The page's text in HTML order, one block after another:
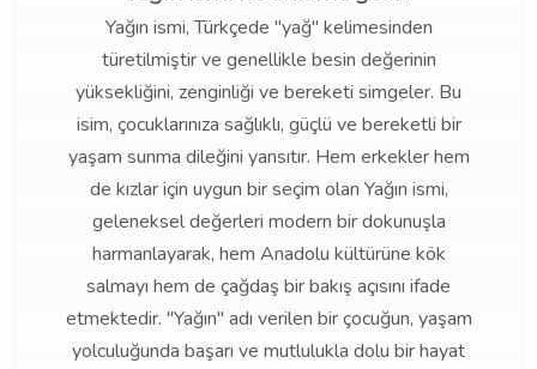
Yağın ismi, Türkçede "yağ" kelimesinden
türetilmiştir ve genellikle besin değerinin
yüksekliğini, zenginliği ve bereketi simgeler. Bu
isim, çocuklarınıza sağlıklı, güçlü ve bereketli bir
yaşam sunma dileğini yansıtır. Hem erkekler hem
de kızlar için uygun bir seçim olan Yağın ismi,
geleneksel değerleri modern bir dokunuşla
harmanlayarak, hem Anadolu kültürüne kök
salmayı hem de çağdaş bir bakış açısını ifade
etmektedir. "Yağın" adı verilen bir çocuğun, yaşam
yolculuğunda başarı ve mutlulukla dolu bir hayat